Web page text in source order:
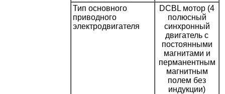
Тип основного
приводного
электродвигателя
DCBL мотор (4
полюсный
синхронный
двигатель с
постоянными
магнитами и
перманентным
магнитным
полем без
индукции)